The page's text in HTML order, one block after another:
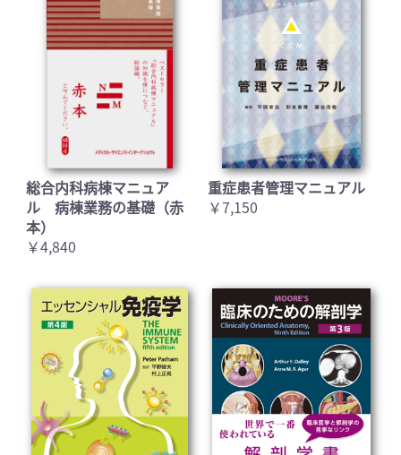
総合内科病棟マニュア
ル 病棟業務の基礎（赤
本）
￥4,840
重症患者管理マニュアル
￥7,150